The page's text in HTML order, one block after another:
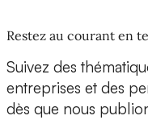
Restez au courant en
Suivez des
entreprises et des
dès que nous